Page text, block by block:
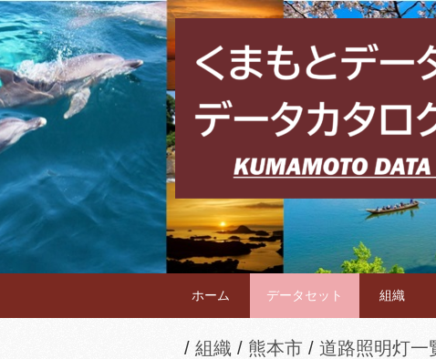
ホーム データセット 組織
組織 熊本市 道路照明灯一